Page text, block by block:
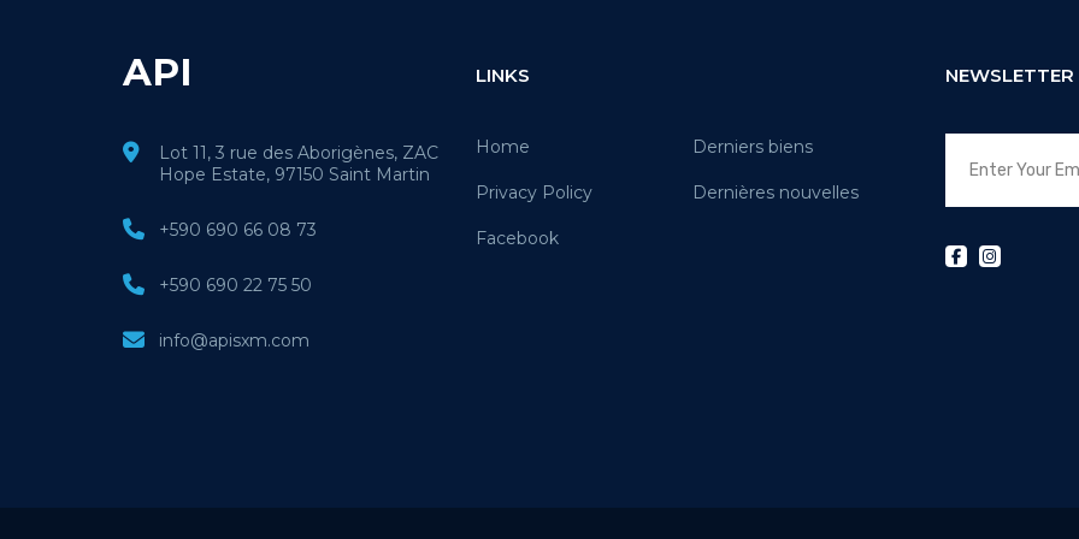
API
Lot 11, 3 rue des Aborigènes, ZAC
Hope Estate, 97150 Saint Martin
+590 690 66 08 73
+590 690 22 75 50
info@apisxm.com
LINKS
Home Derniers biens
Privacy Policy Dernières nouvelles
Facebook
NEWSLETTER